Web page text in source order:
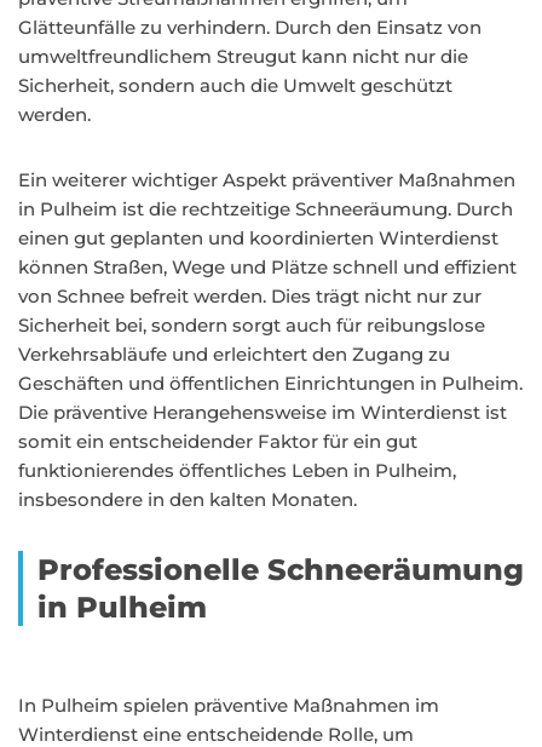
Glätteunfälle zu verhindern. Durch den Einsatz von
umweltfreundlichem Streugut kann nicht nur die
Sicherheit, sondern auch die Umwelt geschützt
werden.
Ein weiterer wichtiger Aspekt präventiver Maßnahmen
in Pulheim ist die rechtzeitige Schneeräumung. Durch
einen gut geplanten und koordinierten Winterdienst
können Straßen, Wege und Plätze schnell und effizient
von Schnee befreit werden. Dies trägt nicht nur zur
Sicherheit bei, sondern sorgt auch für reibungslose
Verkehrsabläufe und erleichtert den Zugang zu
Geschäften und öffentlichen Einrichtungen in Pulheim.
Die präventive Herangehensweise im Winterdienst ist
somit ein entscheidender Faktor für ein gut
funktionierendes öffentliches Leben in Pulheim,
insbesondere in den kalten Monaten.
Professionelle Schneeräumung
in Pulheim
In Pulheim spielen präventive Maßnahmen im
Winterdienst eine entscheidende Rolle, um